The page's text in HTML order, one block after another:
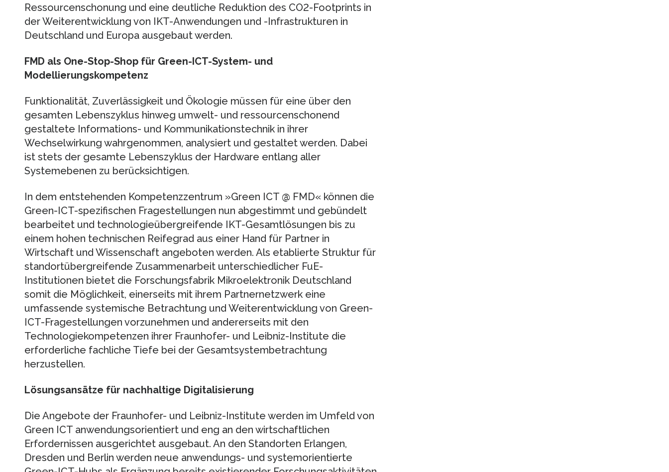
Ressourcenschonung und eine deutliche Reduktion des CO2-Footprints in
der Weiterentwicklung von IKT-Anwendungen und -Infrastrukturen in
Deutschland und Europa ausgebaut werden.
FMD als One-Stop-Shop für Green-ICT-System- und
Modellierungskompetenz
Funktionalität, Zuverlässigkeit und Ökologie müssen für eine über den
gesamten Lebenszyklus hinweg umwelt- und ressourcenschonend
gestaltete Informations- und Kommunikationstechnik in ihrer
Wechselwirkung wahrgenommen, analysiert und gestaltet werden. Dabei
ist stets der gesamte Lebenszyklus der Hardware entlang aller
Systemebenen zu berücksichtigen.
In dem entstehenden Kompetenzzentrum »Green ICT @ FMD« können die
Green-ICT-spezifischen Fragestellungen nun abgestimmt und gebündelt
bearbeitet und technologieübergreifende IKT-Gesamtlösungen bis zu
einem hohen technischen Reifegrad aus einer Hand für Partner in
Wirtschaft und Wissenschaft angeboten werden. Als etablierte Struktur für
standortübergreifende Zusammenarbeit unterschiedlicher FuE-
Institutionen bietet die Forschungsfabrik Mikroelektronik Deutschland
somit die Möglichkeit, einerseits mit ihrem Partnernetzwerk eine
umfassende systemische Betrachtung und Weiterentwicklung von Green-
ICT-Fragestellungen vorzunehmen und andererseits mit den
Technologiekompetenzen ihrer Fraunhofer- und Leibniz-Institute die
erforderliche fachliche Tiefe bei der Gesamtsystembetrachtung
herzustellen.
Lösungsansätze für nachhaltige Digitalisierung
Die Angebote der Fraunhofer- und Leibniz-Institute werden im Umfeld von
Green ICT anwendungsorientiert und eng an den wirtschaftlichen
Erfordernissen ausgerichtet ausgebaut. An den Standorten Erlangen,
Dresden und Berlin werden neue anwendungs- und systemorientierte